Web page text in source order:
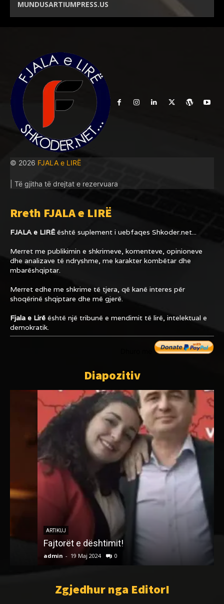
MUNDUSARTIUMPRESS.US
© 2026 FJALA e LIRË
| Të gjitha të drejtat e rezervuara
Rreth FJALA e LIRË
FJALA e LIRËështë suplement i uebfaqes Shkoder.net...
Merret me publikimin e shkrimeve, komenteve, opinioneve
dhe analizave të ndryshme, me karakter kombëtar dhe
mbarëshqiptar.
Merret edhe me shkrime të tjera, që kanë interes për
shoqërinë shqiptare dhe më gjerë.
Fjala e Lirë është një tribunë e mendimit të lirë, intelektual e
demokratik.
Diapozitiv
Fajtorët e dështimit!
19 Maj 2024 0
Zgjedhur nga EditorI